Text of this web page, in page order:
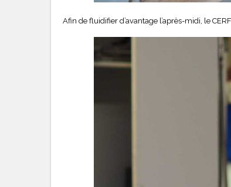
Afin de fluidifier d’avantage l’après-midi, le